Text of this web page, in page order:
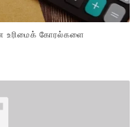
உரிமைக் கோரல்களை